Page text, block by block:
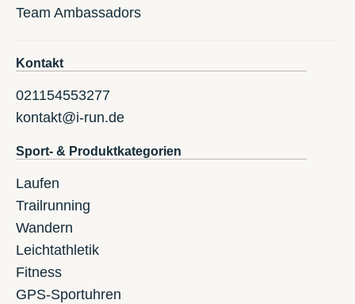
Team Ambassadors
Kontakt
021154553277
kontakt@i-run.de
Sport- & Produktkategorien
Laufen
Trailrunning
Wandern
Leichtathletik
Fitness
GPS-Sportuhren